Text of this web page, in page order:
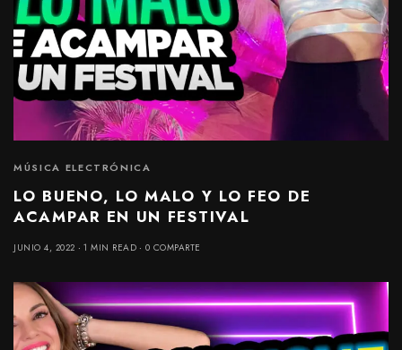
MÚSICA ELECTRÓNICA
LO BUENO, LO MALO Y LO FEO DE
ACAMPAR EN UN FESTIVAL
JUNIO 4, 2022 1 MIN READ 0 COMPARTE